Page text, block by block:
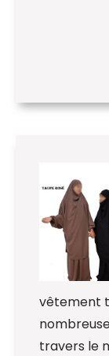
vêtement
travers le